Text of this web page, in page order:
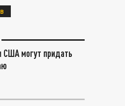
США могут придать